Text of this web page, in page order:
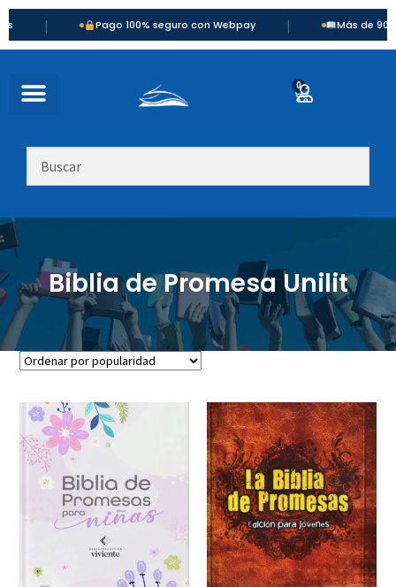
Pago 100% seguro con Webpay | Más de 900 títulos
0
Biblia de Promesa Unilit